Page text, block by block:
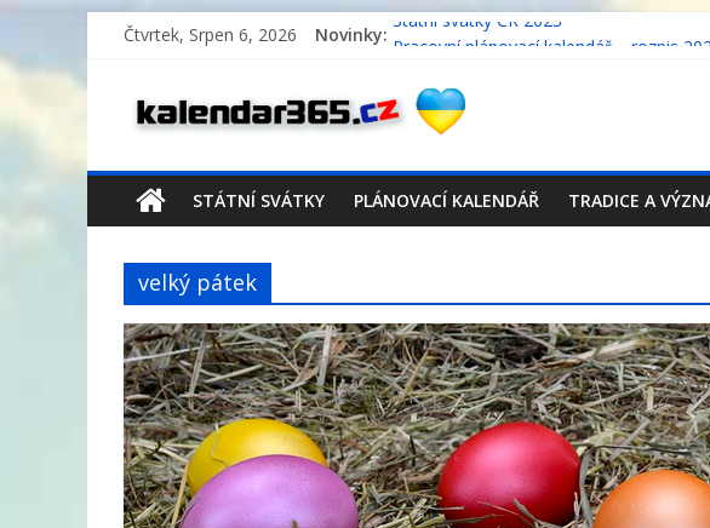
Čtvrtek, Srpen 6, 2026 Novinky: Státní svátky ČR 2023
Pracovní plánovací kalendář – rozpis 2025
Pracovní plánovací kalendář – rozpis 2024
Státní svátky Německo 2023
STÁTNÍ SVÁTKY PLÁNOVACÍ KALENDÁŘ TRADICE A
velký pátek